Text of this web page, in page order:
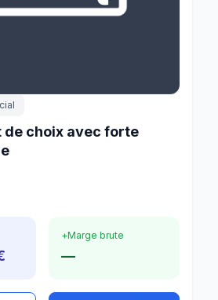
de choix avec forte
+Marge brute
—